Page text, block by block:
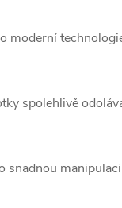
moderní
spolehlivě
snadnou